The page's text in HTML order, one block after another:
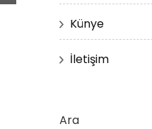
Künye
İletişim
Ara